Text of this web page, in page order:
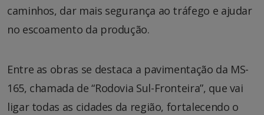
caminhos, dar mais segurança ao tráfego e ajudar
no escoamento da produção.
Entre as obras se destaca a pavimentação da MS-
165, chamada de “Rodovia Sul-Fronteira”, que vai
ligar todas as cidades da região, fortalecendo o